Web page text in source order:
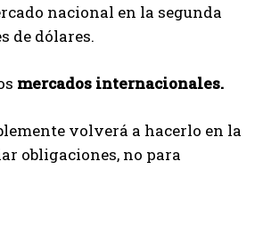
nacional en la segunda
de dólares.
mercados internacionales.
volverá a hacerlo en la
obligaciones, no para